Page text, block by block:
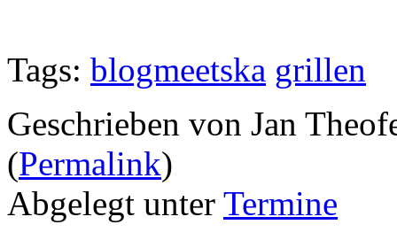
Tags: blogmeetska grillen
Geschrieben von Jan
(Permalink)
Abgelegt unter Termine